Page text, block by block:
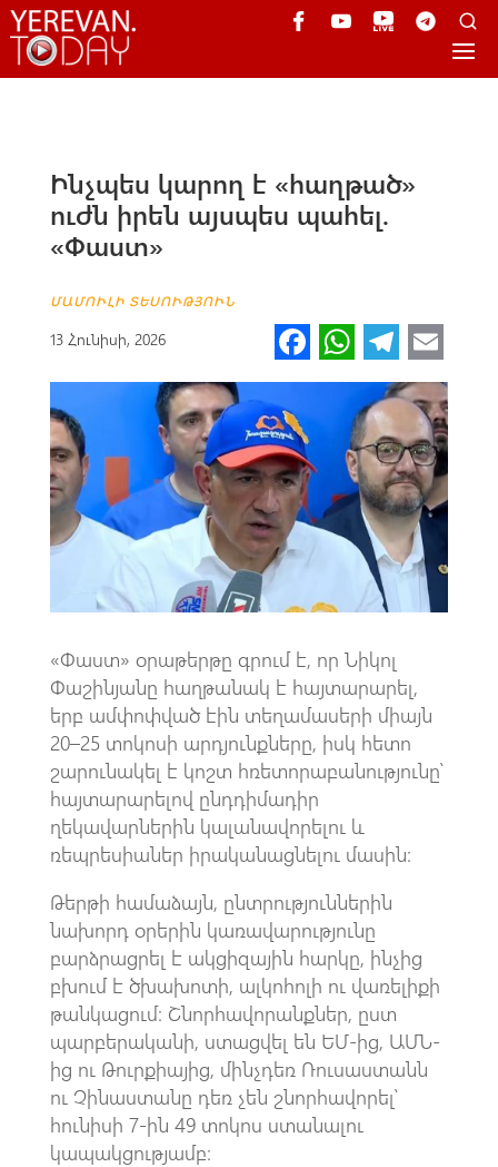
Ինչպես կարող է «հաղթած»
ուժն իրեն այսպես պահել.
«Փաստ»
ՄԱՄՈՒԼԻ ՏԵՍՈՒԹՅՈՒՆ
13 Հունիսի, 2026 Fa
ce
b
o
o
k
W
h
at
s
A
p
p
Te
le
gr
a
m
m
ail
«Փաստ» օրաթերթը գրում է, որ Նիկոլ
Փաշինյանը հաղթանակ է հայտարարել,
երբ ամփոփված էին տեղամասերի միայն
20–25 տոկոսի արդյունքները, իսկ հետո
շարունակել է կոշտ հռետորաբանությունը՝
հայտարարելով ընդդիմադիր
ղեկավարներին կալանավորելու և
ռեպրեսիաներ իրականացնելու մասին։
Թերթի համաձայն, ընտրություններին
նախորդ օրերին կառավարությունը
բարձրացրել է ակցիզային հարկը, ինչից
բխում է ծխախոտի, ալկոհոլի ու վառելիքի
թանկացում։ Շնորհավորանքներ, ըստ
պարբերականի, ստացվել են ԵՄ-ից, ԱՄՆ-
ից ու Թուրքիայից, մինչդեռ Ռուսաստանն
ու Չինաստանը դեռ չեն շնորհավորել՝
հունիսի 7-ին 49 տոկոս ստանալու
կապակցությամբ։